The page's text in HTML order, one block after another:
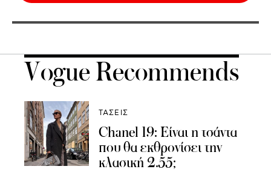
Vogue Recommends
ΤΑΣΕΙΣ
Chanel 19: Είναι η τσάντα
που θα εκθρονίσει την
κλασική 2.55;